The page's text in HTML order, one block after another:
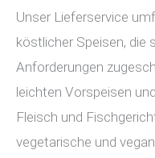
Unser Lieferservice
köstlicher Speisen, die
Anforderungen
leichten Vorspeisen
Fleisch und
vegetarische und